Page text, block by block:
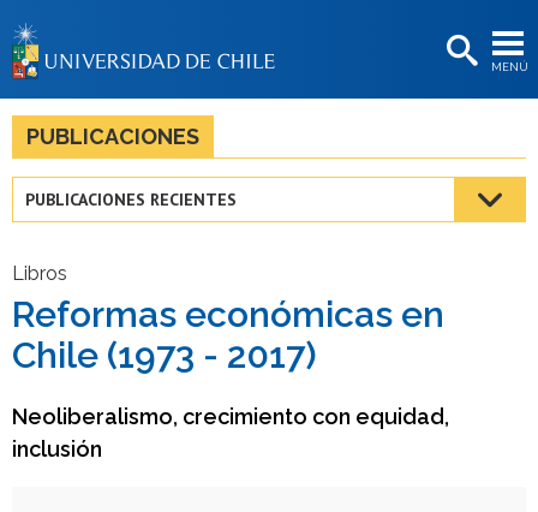
MENÚ
BIBLIOTECAS
LA UNIVERSIDAD
Estudiantes
Funcionarias/os
Egresadas/os
PUBLICACIONES
PUBLICACIONES RECIENTES
Libros
Reformas económicas en
Chile (1973 - 2017)
Neoliberalismo, crecimiento con equidad,
inclusión